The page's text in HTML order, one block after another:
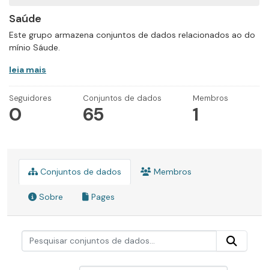
Saúde
Este grupo armazena conjuntos de dados relacionados ao do
mínio Sáude.
leia mais
Seguidores
0
Conjuntos de dados
65
Membros
1
Conjuntos de dados Membros
Sobre Pages